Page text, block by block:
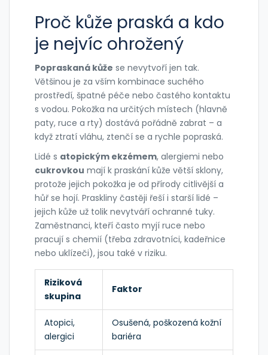
Proč kůže praská a kdo
je nejvíc ohrožený
Popraskaná kůže se nevytvoří jen tak.
Většinou je za vším kombinace suchého
prostředí, špatné péče nebo častého kontaktu
s vodou. Pokožka na určitých místech (hlavně
paty, ruce a rty) dostává pořádně zabrat – a
když ztratí vláhu, ztenčí se a rychle popraská.
Lidé s atopickým ekzémem, alergiemi nebo
cukrovkou mají k praskání kůže větší sklony,
protože jejich pokožka je od přírody citlivější a
hůř se hojí. Praskliny častěji řeší i starší lidé –
jejich kůže už tolik nevytváří ochranné tuky.
Zaměstnanci, kteří často myjí ruce nebo
pracují s chemií (třeba zdravotníci, kadeřnice
nebo uklízeči), jsou také v riziku.
Riziková
skupina
Faktor
Atopici,
alergici
Osušená, poškozená kožní
bariéra